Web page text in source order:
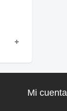
Mi cuenta